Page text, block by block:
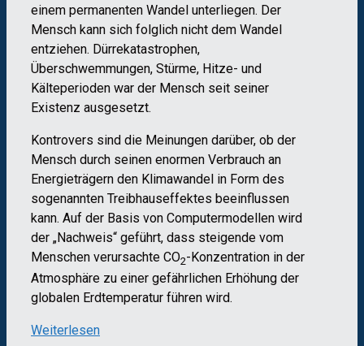
einem permanenten Wandel unterliegen. Der
Mensch kann sich folglich nicht dem Wandel
entziehen. Dürrekatastrophen,
Überschwemmungen, Stürme, Hitze- und
Kälteperioden war der Mensch seit seiner
Existenz ausgesetzt.
Kontrovers sind die Meinungen darüber, ob der
Mensch durch seinen enormen Verbrauch an
Energieträgern den Klimawandel in Form des
sogenannten Treibhauseffektes beeinflussen
kann. Auf der Basis von Computermodellen wird
der „Nachweis“ geführt, dass steigende vom
Menschen verursachte CO2-Konzentration in der
Atmosphäre zu einer gefährlichen Erhöhung der
globalen Erdtemperatur führen wird.
Weiterlesen